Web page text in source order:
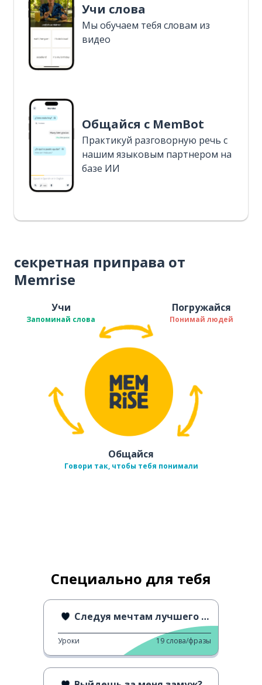
Учи слова
Мы обучаем тебя словам из
видео
Общайся с MemBot
Практикуй разговорную речь с
нашим языковым партнером на
базе ИИ
секретная приправа от
Memrise
Учи
Запоминай слова
Погружайся
Понимай людей
Общайся
Говори так, чтобы тебя понимали
Специально для тебя
Следуя мечтам лучшего друга
Уроки 19 слова/фразы